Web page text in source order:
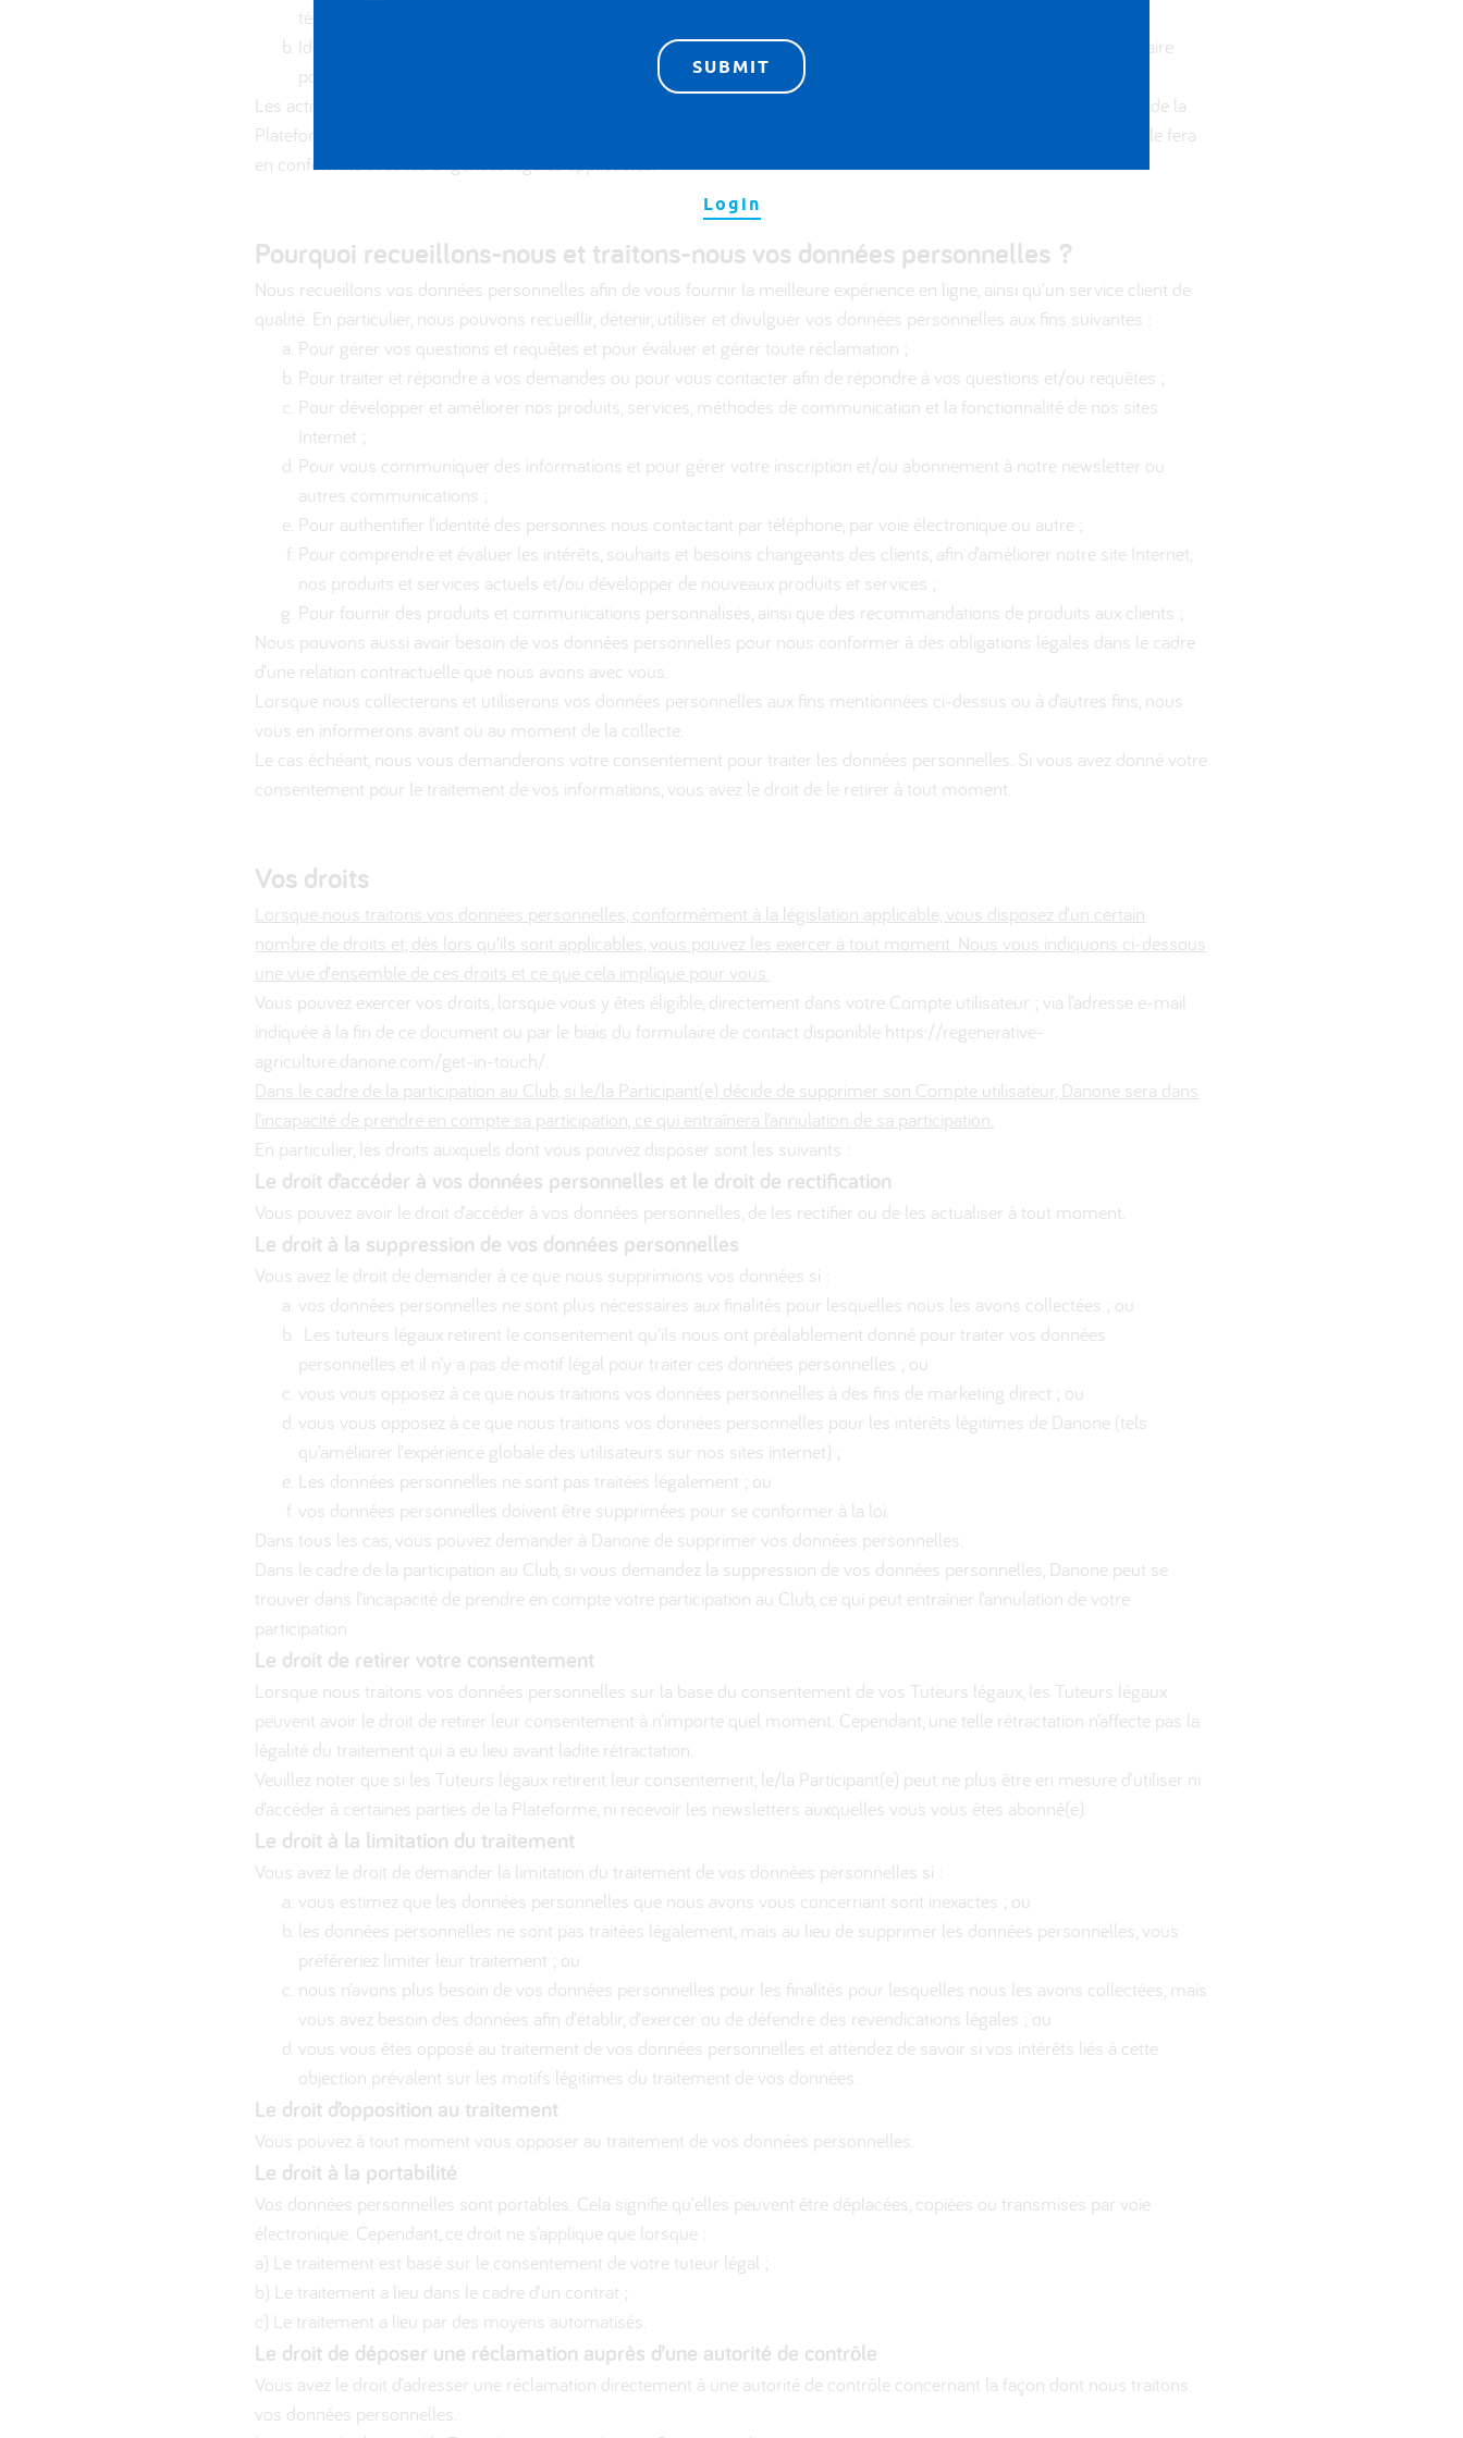
téléphone ;
Identifiants de compte, comme votre ID utilisateur, votre nom d’utilisateur et votre mot de passe. Ceci est nécessaire
pour créer un compte utilisateur personnel sur l’une de nos communautés en ligne ;
Les activités de traitement de Danone ne donnent normalement pas lieu à la collecte de données sensibles par le biais de la
Plateforme ni par aucun autre moyen. Cependant, dans le cas où Danone recueille et traite des données sensibles, elle le fera
en conformité avec les exigences légales applicables.
Pourquoi recueillons-nous et traitons-nous vos données personnelles ?
Nous recueillons vos données personnelles afin de vous fournir la meilleure expérience en ligne, ainsi qu’un service client de
qualité. En particulier, nous pouvons recueillir, détenir, utiliser et divulguer vos données personnelles aux fins suivantes :
Pour gérer vos questions et requêtes et pour évaluer et gérer toute réclamation ;
Pour traiter et répondre à vos demandes ou pour vous contacter afin de répondre à vos questions et/ou requêtes ;
Pour développer et améliorer nos produits, services, méthodes de communication et la fonctionnalité de nos sites
Internet ;
Pour vous communiquer des informations et pour gérer votre inscription et/ou abonnement à notre newsletter ou
autres communications ;
Pour authentifier l’identité des personnes nous contactant par téléphone, par voie électronique ou autre ;
Pour comprendre et évaluer les intérêts, souhaits et besoins changeants des clients, afin d’améliorer notre site Internet,
nos produits et services actuels et/ou développer de nouveaux produits et services ;
Pour fournir des produits et communications personnalisés, ainsi que des recommandations de produits aux clients ;
Nous pouvons aussi avoir besoin de vos données personnelles pour nous conformer à des obligations légales dans le cadre
d’une relation contractuelle que nous avons avec vous.
Lorsque nous collecterons et utiliserons vos données personnelles aux fins mentionnées ci-dessus ou à d’autres fins, nous
vous en informerons avant ou au moment de la collecte.
Le cas échéant, nous vous demanderons votre consentement pour traiter les données personnelles. Si vous avez donné votre
consentement pour le traitement de vos informations, vous avez le droit de le retirer à tout moment.
Vos droits
Lorsque nous traitons vos données personnelles, conformément à la législation applicable, vous disposez d’un certain
nombre de droits et, dès lors qu’ils sont applicables, vous pouvez les exercer à tout moment. Nous vous indiquons ci-dessous
une vue d’ensemble de ces droits et ce que cela implique pour vous.
Vous pouvez exercer vos droits, lorsque vous y êtes éligible, directement dans votre Compte utilisateur ; via l’adresse e-mail
indiquée à la fin de ce document ou par le biais du formulaire de contact disponible https://regenerative-
agriculture.danone.com/get-in-touch/.
Dans le cadre de la participation au Club, si le/la Participant(e) décide de supprimer son Compte utilisateur, Danone sera dans
l’incapacité de prendre en compte sa participation, ce qui entraînera l’annulation de sa participation.
En particulier, les droits auxquels dont vous pouvez disposer sont les suivants :
Le droit d’accéder à vos données personnelles et le droit de rectification
Vous pouvez avoir le droit d’accéder à vos données personnelles, de les rectifier ou de les actualiser à tout moment.
Le droit à la suppression de vos données personnelles
Vous avez le droit de demander à ce que nous supprimions vos données si :
vos données personnelles ne sont plus nécessaires aux finalités pour lesquelles nous les avons collectées ; ou
Les tuteurs légaux retirent le consentement qu’ils nous ont préalablement donné pour traiter vos données
personnelles et il n’y a pas de motif légal pour traiter ces données personnelles ; ou
vous vous opposez à ce que nous traitions vos données personnelles à des fins de marketing direct ; ou
vous vous opposez à ce que nous traitions vos données personnelles pour les intérêts légitimes de Danone (tels
qu’améliorer l’expérience globale des utilisateurs sur nos sites internet) ;
Les données personnelles ne sont pas traitées légalement ; ou
vos données personnelles doivent être supprimées pour se conformer à la loi.
Dans tous les cas, vous pouvez demander à Danone de supprimer vos données personnelles.
Dans le cadre de la participation au Club, si vous demandez la suppression de vos données personnelles, Danone peut se
trouver dans l’incapacité de prendre en compte votre participation au Club, ce qui peut entraîner l’annulation de votre
participation
Le droit de retirer votre consentement
Lorsque nous traitons vos données personnelles sur la base du consentement de vos Tuteurs légaux, les Tuteurs légaux
peuvent avoir le droit de retirer leur consentement à n’importe quel moment. Cependant, une telle rétractation n’affecte pas la
légalité du traitement qui a eu lieu avant ladite rétractation.
Veuillez noter que si les Tuteurs légaux retirent leur consentement, le/la Participant(e) peut ne plus être en mesure d’utiliser ni
d’accéder à certaines parties de la Plateforme, ni recevoir les newsletters auxquelles vous vous êtes abonné(e).
Le droit à la limitation du traitement
Vous avez le droit de demander la limitation du traitement de vos données personnelles si :
vous estimez que les données personnelles que nous avons vous concernant sont inexactes ; ou
les données personnelles ne sont pas traitées légalement, mais au lieu de supprimer les données personnelles, vous
préféreriez limiter leur traitement ; ou
nous n’avons plus besoin de vos données personnelles pour les finalités pour lesquelles nous les avons collectées, mais
vous avez besoin des données afin d’établir, d’exercer ou de défendre des revendications légales ; ou
vous vous êtes opposé au traitement de vos données personnelles et attendez de savoir si vos intérêts liés à cette
objection prévalent sur les motifs légitimes du traitement de vos données.
Le droit d’opposition au traitement
Vous pouvez à tout moment vous opposer au traitement de vos données personnelles.
Le droit à la portabilité
Vos données personnelles sont portables. Cela signifie qu’elles peuvent être déplacées, copiées ou transmises par voie
électronique. Cependant, ce droit ne s’applique que lorsque :
a) Le traitement est basé sur le consentement de votre tuteur légal ;
b) Le traitement a lieu dans le cadre d’un contrat ;
c) Le traitement a lieu par des moyens automatisés.
Le droit de déposer une réclamation auprès d’une autorité de contrôle
Vous avez le droit d’adresser une réclamation directement à une autorité de contrôle concernant la façon dont nous traitons
vos données personnelles.
Login